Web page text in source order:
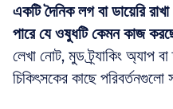
একটি দৈনিক লগ বা ডায়েরি
পারে যে ওষুধটি কেমন কাজ
লেখা নোট, মুড ট্র্যাকিং অ্যাপ বা
চিকিৎসকের কাছে